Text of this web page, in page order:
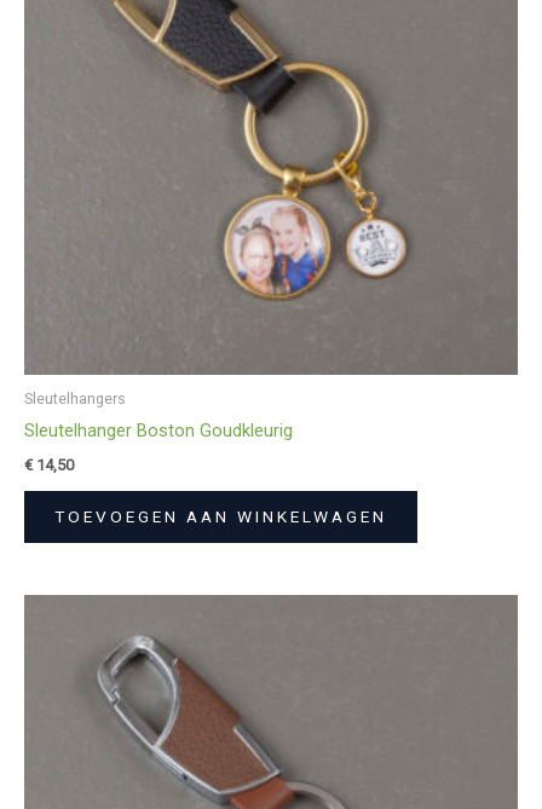
Sleutelhangers
Sleutelhanger Boston Goudkleurig
€14,50
TOEVOEGEN AAN WINKELWAGEN